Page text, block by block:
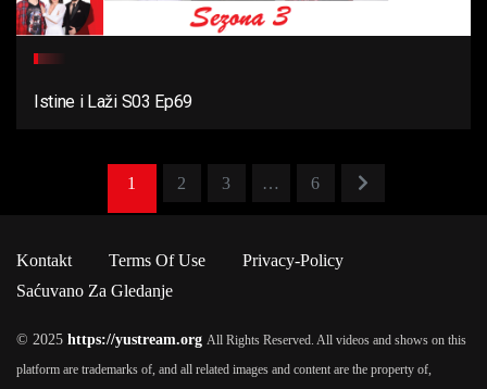
Istine i Laži S03 Ep69
1 2 3 … 6
Kontakt Terms Of Use
Privacy-Policy
Saćuvano Za Gledanje
© 2025 https://yustream.org All Rights Reserved. All videos and shows on this
platform are trademarks of, and all related images and content are the property of,